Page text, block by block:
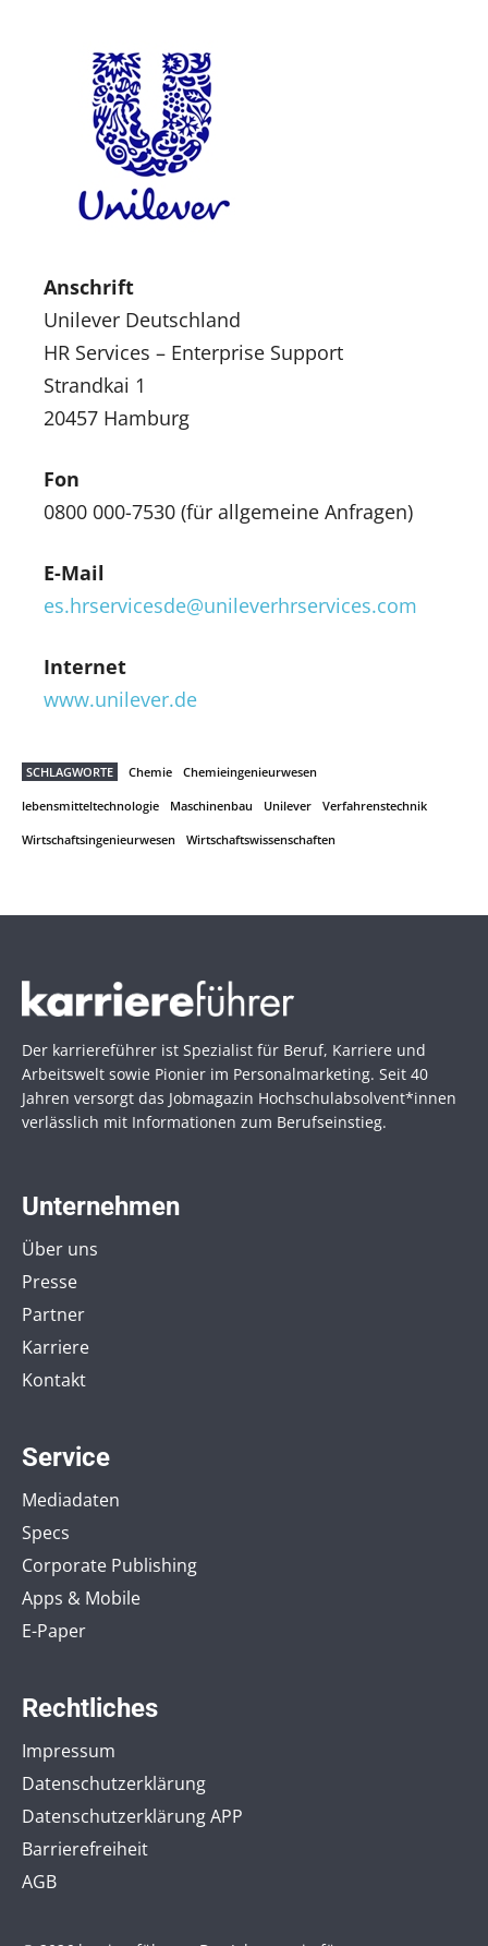
Anschrift
Unilever Deutschland
HR Services – Enterprise Support
Strandkai 1
20457 Hamburg
Fon
0800 000-7530 (für allgemeine Anfragen)
E-Mail
es.hrservicesde@unileverhrservices.com
Internet
www.unilever.de
SCHLAGWORTE Chemie Chemieingenieurwesen
lebensmitteltechnologie Maschinenbau Unilever Verfahrenstechnik
Wirtschaftsingenieurwesen Wirtschaftswissenschaften
Der karriereführer ist Spezialist für Beruf, Karriere und
Arbeitswelt sowie Pionier im Personal­marketing. Seit 40
Jahren versorgt das Jobmagazin Hochschul­absolvent*innen
verlässlich mit Informationen zum Berufseinstieg.
Unternehmen
Über uns
Presse
Partner
Karriere
Kontakt
Service
Mediadaten
Specs
Corporate Publishing
Apps & Mobile
E-Paper
Rechtliches
Impressum
Datenschutzerklärung
Datenschutzerklärung APP
Barrierefreiheit
AGB